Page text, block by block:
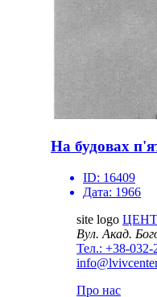
На будовах
ID: 16409
Дата: 1966
site logo
Вул. Акад.
Тел.: +38-032-
Про нас